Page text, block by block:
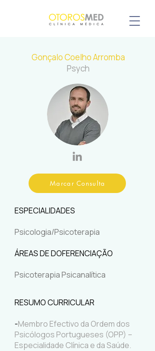
Gonçalo Coelho Arromba
Psych
Marcar Consulta
ESPECIALIDADES
Psicologia/Psicoterapia
ÁREAS DE DOFERENCIAÇÃO
Psicoterapia Psicanalítica
RESUMO CURRICULAR
-​Membro Efectivo da Ordem dos
Psicólogos Portugueses (OPP) –
Especialidade Clínica e da Saúde.